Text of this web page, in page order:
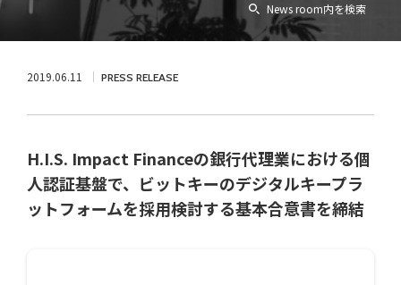
News room内を検索
2019.06.11 PRESS RELEASE
H.I.S. Impact Financeの銀行代理業における個
人認証基盤で、ビットキーのデジタルキープラ
ットフォームを採用検討する基本合意書を締結